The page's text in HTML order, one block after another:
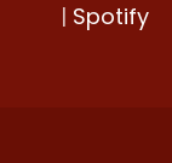
| Spotify